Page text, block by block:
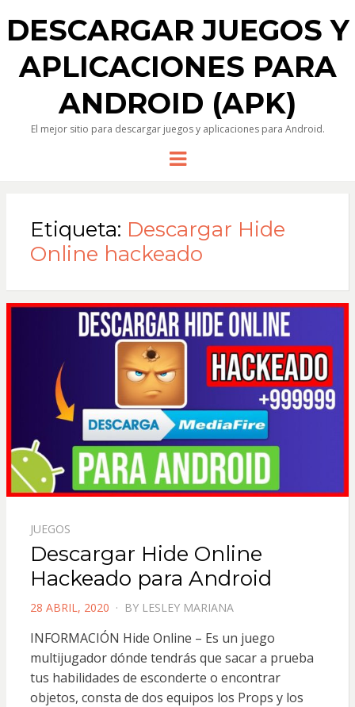
DESCARGAR JUEGOS Y
APLICACIONES PARA
ANDROID (APK)
El mejor sitio para descargar juegos y aplicaciones para Android.
Menu
Etiqueta: Descargar Hide
Online hackeado
JUEGOS
Descargar Hide Online
Hackeado para Android
POSTED
28 ABRIL, 2020 BY LESLEY MARIANA
INFORMACIÓN Hide Online – Es un juego
multijugador dónde tendrás que sacar a prueba
tus habilidades de esconderte o encontrar
objetos, consta de dos equipos los Props y los